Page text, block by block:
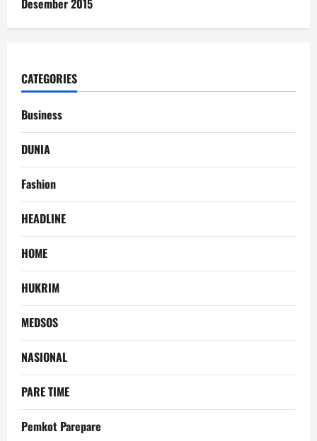
CATEGORIES
Business
DUNIA
Fashion
HEADLINE
HOME
HUKRIM
MEDSOS
NASIONAL
PARE TIME
Pemkot Parepare